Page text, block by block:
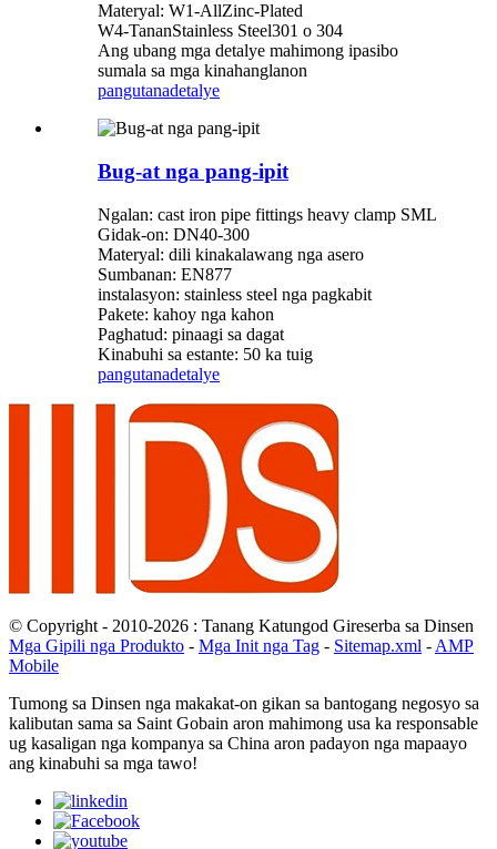
Materyal: W1-AllZinc-Plated
W4-TananStainless Steel301 o 304
Ang ubang mga detalye mahimong ipasibo
sumala sa mga kinahanglanon
pangutanadetalye
Bug-at nga pang-ipit
Ngalan: cast iron pipe fittings heavy clamp SML
Gidak-on: DN40-300
Materyal: dili kinakalawang nga asero
Sumbanan: EN877
instalasyon: stainless steel nga pagkabit
Pakete: kahoy nga kahon
Paghatud: pinaagi sa dagat
Kinabuhi sa estante: 50 ka tuig
pangutanadetalye
© Copyright - 2010-2026 : Tanang Katungod Gireserba sa Dinsen
Mga Gipili nga Produkto - Mga Init nga Tag - Sitemap.xml - AMP
Mobile
Tumong sa Dinsen nga makakat-on gikan sa bantogang negosyo sa
kalibutan sama sa Saint Gobain aron mahimong usa ka responsable
ug kasaligan nga kompanya sa China aron padayon nga mapaayo
ang kinabuhi sa mga tawo!